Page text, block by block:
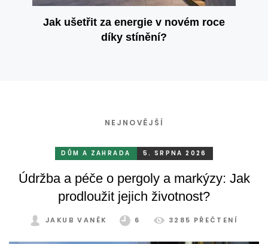
Jak ušetřit za energie v novém roce
díky stínění?
NEJNOVĚJŠÍ
DŮM A ZAHRADA 5. SRPNA 2026
Údržba a péče o pergoly a markýzy: Jak
prodloužit jejich životnost?
JAKUB VANĚK 6 3285 PŘEČTENÍ